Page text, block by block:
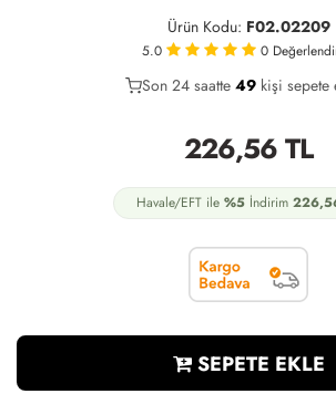
Ürün Kodu: F02.02209
5.0 0
27
Son 24 saatte 49 kişi sepete
15
226,56TL
Havale/EFT ile %5 İndirim
SEPETE EKLE